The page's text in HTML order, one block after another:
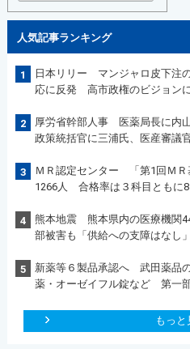
人気記事ランキング
1
日本リリー マンジャロ皮下注
応に反発 高市政権のビジョン
2
厚労省幹部人事 医薬局長に内
政策統括官に三浦氏、医産審議
3
ＭＲ認定センター 「第1回Ｍ
1266人 合格率は３科目ともに
4
熊本地震 熊本県内の医療機関
部被害も「供給への支障はなし」
5
新薬等６製品承認へ 武田薬品
薬・オーゼイフル錠など 第一
もっと